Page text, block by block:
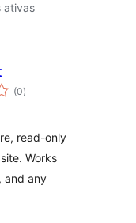
ativas
(0avaliações
totais
)
read-only
Works
and any